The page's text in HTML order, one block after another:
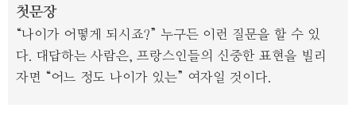
은 ‘이 세계에서 여자로 산다는 것’의 진실을 명료한 언어와 지적인 유
머로 풀어낸다. 작가가 마흔이 될 무렵, 가장 왕성하게 활동하던 197
0년대에 쓴 이 글들은 ‘손택 스타일’ 특유의 물 샐 틈 없는 사유와 매
혹적인 문체, 깊이 있는 통찰의 정점을 보여준다.
첫문장
“나이가 어떻게 되시죠?” 누구든 이런 질문을 할 수 있
다. 대답하는 사람은, 프랑스인들의 신중한 표현을 빌리
자면 “어느 정도 나이가 있는” 여자일 것이다.